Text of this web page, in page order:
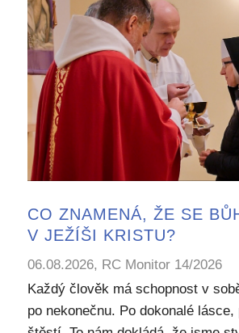
CO ZNAMENÁ, ŽE SE
V JEŽÍŠI KRISTU?
06.08.2026, RC Monitor 14/2026
Každý člověk má schopnost v
po nekonečnu. Po dokonalé lásce,